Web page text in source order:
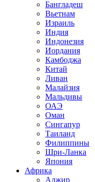
Бангладеш
Вьетнам
Израиль
Индия
Индонезия
Иордания
Камбоджа
Китай
Ливан
Малайзия
Мальдивы
ОАЭ
Оман
Сингапур
Таиланд
Филиппины
Шри-Ланка
Япония
Африка
Алжир